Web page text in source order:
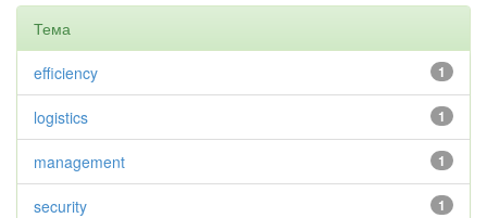
Тема
1
efficiency
1
logistics
1
management
1
security